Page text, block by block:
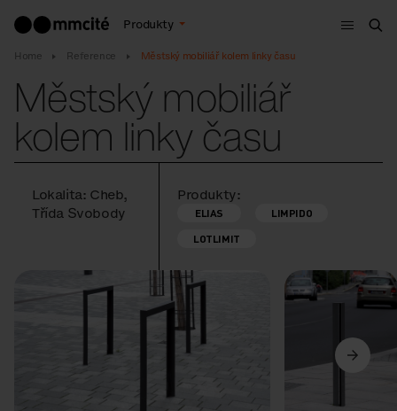
Produkty
Menu
Home Reference Městský mobiliář kolem linky času
Městský mobiliář
kolem linky času
Lokalita: Cheb,
Třída Svobody
Produkty:
ELIAS
LIMPIDO
LOTLIMIT
Předchozí